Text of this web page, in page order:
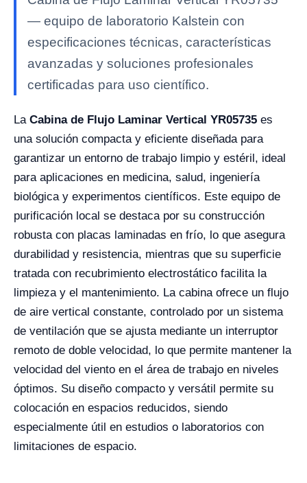
— equipo de laboratorio Kalstein con
especificaciones técnicas, características
avanzadas y soluciones profesionales
certificadas para uso científico.
La Cabina de Flujo Laminar Vertical YR05735 es
una solución compacta y eficiente diseñada para
garantizar un entorno de trabajo limpio y estéril, ideal
para aplicaciones en medicina, salud, ingeniería
biológica y experimentos científicos. Este equipo de
purificación local se destaca por su construcción
robusta con placas laminadas en frío, lo que asegura
durabilidad y resistencia, mientras que su superficie
tratada con recubrimiento electrostático facilita la
limpieza y el mantenimiento. La cabina ofrece un flujo
de aire vertical constante, controlado por un sistema
de ventilación que se ajusta mediante un interruptor
remoto de doble velocidad, lo que permite mantener la
velocidad del viento en el área de trabajo en niveles
óptimos. Su diseño compacto y versátil permite su
colocación en espacios reducidos, siendo
especialmente útil en estudios o laboratorios con
limitaciones de espacio.